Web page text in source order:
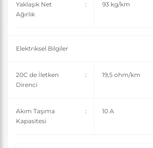
Yaklaşık Net
Ağırlık
: 93 kg/km
Elektriksel Bilgiler
20C de İletken
Direnci
: 19,5 ohm/km
Akım Taşıma
Kapasitesi
: 10 A